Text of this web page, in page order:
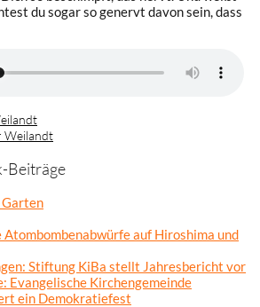
du sogar so genervt davon sein, dass
Weilandt
Beiträge
Atombombenabwürfe auf Hiroshima und
Stiftung KiBa stellt Jahresbericht vor
Evangelische Kirchengemeinde
ein Demokratiefest